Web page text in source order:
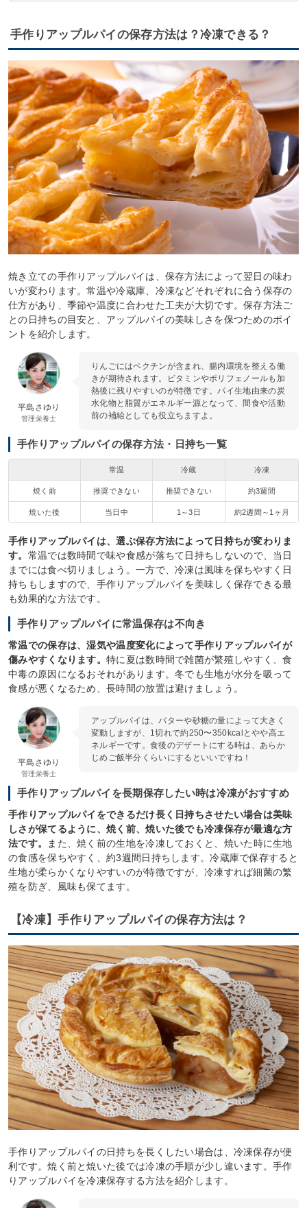
手作りアップルパイの保存方法は？冷凍できる？
焼き立ての手作りアップルパイは、保存方法によって翌日の味わ
いが変わります。常温や冷蔵庫、冷凍などそれぞれに合う保存の
仕方があり、季節や温度に合わせた工夫が大切です。保存方法ご
との日持ちの目安と、アップルパイの美味しさを保つためのポイ
ントを紹介します。
平島さゆり
管理栄養士
りんごにはペクチンが含まれ、腸内環境を整える働
きが期待されます。ビタミンやポリフェノールも加
熱後に残りやすいのが特徴です。パイ生地由来の炭
水化物と脂質がエネルギー源となって、間食や活動
前の補給としても役立ちますよ。
手作りアップルパイの保存方法・日持ち一覧
常温 冷蔵 冷凍
焼く前 推奨できない 推奨できない 約3週間
焼いた後 当日中 1～3日 約2週間～1ヶ月
手作りアップルパイは、選ぶ保存方法によって日持ちが変わりま
す。 常温では数時間で味や食感が落ちて日持ちしないので、当日
までには食べ切りましょう。一方で、冷凍は風味を保ちやすく日
持ちもしますので、手作りアップルパイを美味しく保存できる最
も効果的な方法です。
手作りアップルパイに常温保存は不向き
常温での保存は、湿気や温度変化によって手作りアップルパイが
傷みやすくなります。 特に夏は数時間で雑菌が繁殖しやすく、食
中毒の原因になるおそれがあります。冬でも生地が水分を吸って
食感が悪くなるため、長時間の放置は避けましょう。
平島さゆり
管理栄養士
アップルパイは、バターや砂糖の量によって大きく
変動しますが、1切れで約250〜350kcalとやや高エ
ネルギーです。食後のデザートにする時は、あらか
じめご飯半分くらいにするといいですね！
手作りアップルパイを長期保存したい時は冷凍がおすすめ
手作りアップルパイをできるだけ長く日持ちさせたい場合は美味
しさが保てるように、焼く前、焼いた後でも冷凍保存が最適な方
法です。
また、焼く前の生地を冷凍しておくと、焼いた時に生地
の食感を保ちやすく、約3週間日持ちします。冷蔵庫で保存すると
生地が柔らかくなりやすいのが特徴ですが、冷凍すれば細菌の繁
殖を防ぎ、風味も保てます。
【冷凍】手作りアップルパイの保存方法は？
手作りアップルパイの日持ちを長くしたい場合は、冷凍保存が便
利です。焼く前と焼いた後では冷凍の手順が少し違います。手作
りアップルパイを冷凍保存する方法を紹介します。